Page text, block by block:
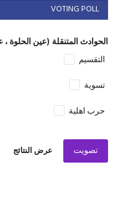
VOTING POLL
الحوادث المتنقلة (عين الحلوة
التقسيم
تسوية
حرب اهلية
تصويت عرض النتائج